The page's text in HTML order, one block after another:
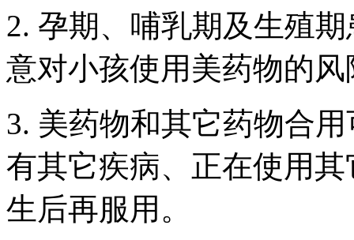
2. 孕期、哺乳期及生殖
意对小孩使用美药物的风
3. 美药物和其它药物合
有其它疾病、正在使用
生后再服用。